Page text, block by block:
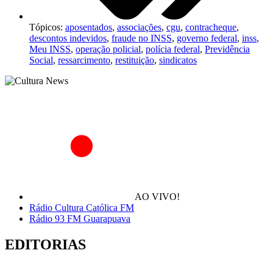
Tópicos: aposentados, associações, cgu, contracheque,
descontos indevidos, fraude no INSS, governo federal, inss,
Meu INSS, operação policial, polícia federal, Previdência
Social, ressarcimento, restituição, sindicatos
AO VIVO!
Rádio Cultura Católica FM
Rádio 93 FM Guarapuava
EDITORIAS